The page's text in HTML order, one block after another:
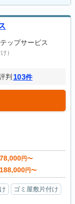
ップサービス
）
判 103件
78,000円〜
188,000円〜
ゴミ屋敷片付け